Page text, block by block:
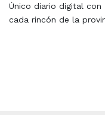
Único diario digital
cada rincón de la